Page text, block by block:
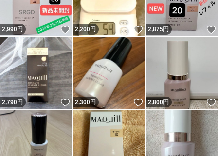
2,990円 いいね！
2,200円 いいね！
2,875円
2,790円 いいね！
2,300円 いいね！
2,800円